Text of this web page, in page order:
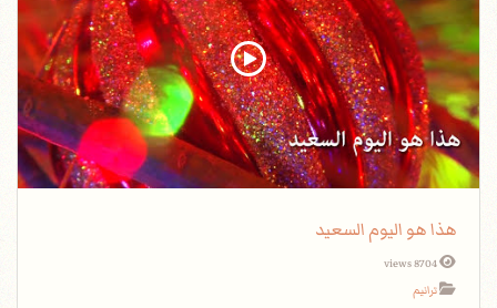
هذا هو اليوم السعيد
8704 views
ترانيم